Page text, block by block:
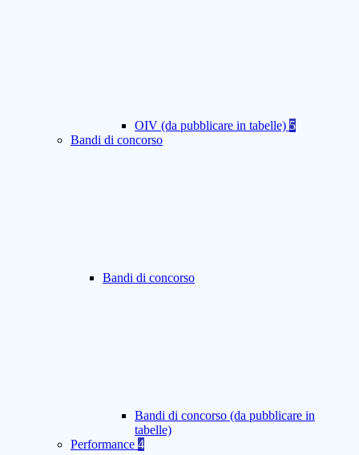
OIV (da pubblicare in tabelle) 5
Bandi di concorso
Bandi di concorso
Bandi di concorso (da pubblicare in
tabelle)
Performance 4